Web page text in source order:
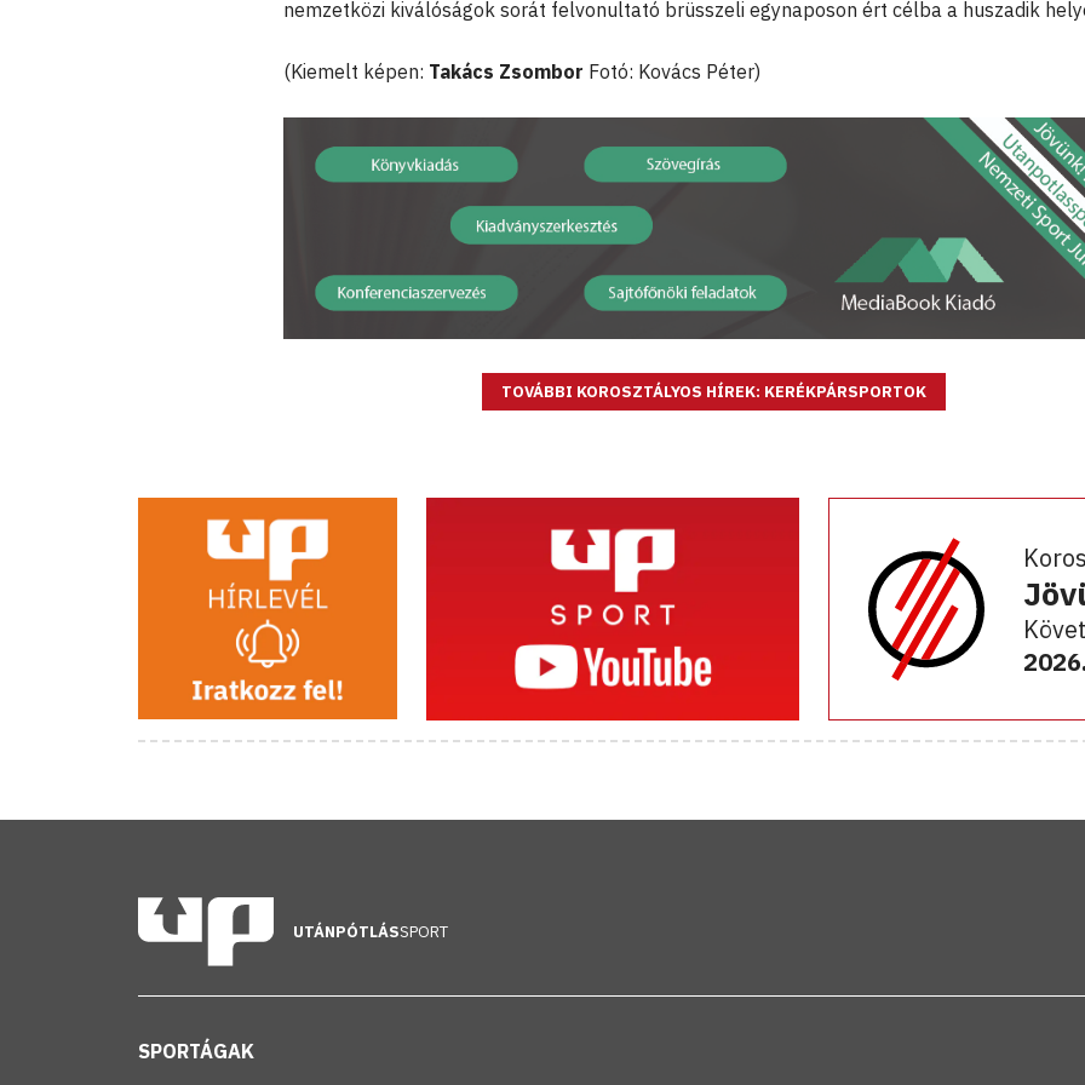
nemzetközi kiválóságok sorát felvonultató brüsszeli egynaposon ért célba a huszadik
(Kiemelt képen: Takács Zsombor Fotó: Kovács Péter)
TOVÁBBI KOROSZTÁLYOS HÍREK: KERÉKPÁRSPORTOK
UTÁNPÓTLÁSSPORT
SPORTÁGAK